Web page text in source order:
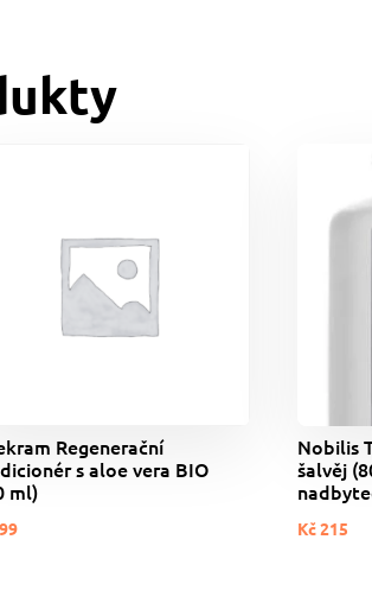
Regenerační
s aloe vera BIO
ml)
Nobilis
šalvěj
Kč215